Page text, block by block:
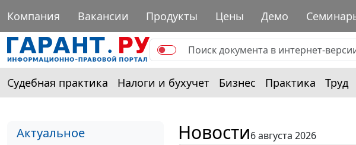
Компания Вакансии Продукты Цены Демо
Судебная практика Налоги и бухучет Бизнес Практика Труд
Актуальное Новости6 августа 2026